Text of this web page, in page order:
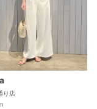
り店